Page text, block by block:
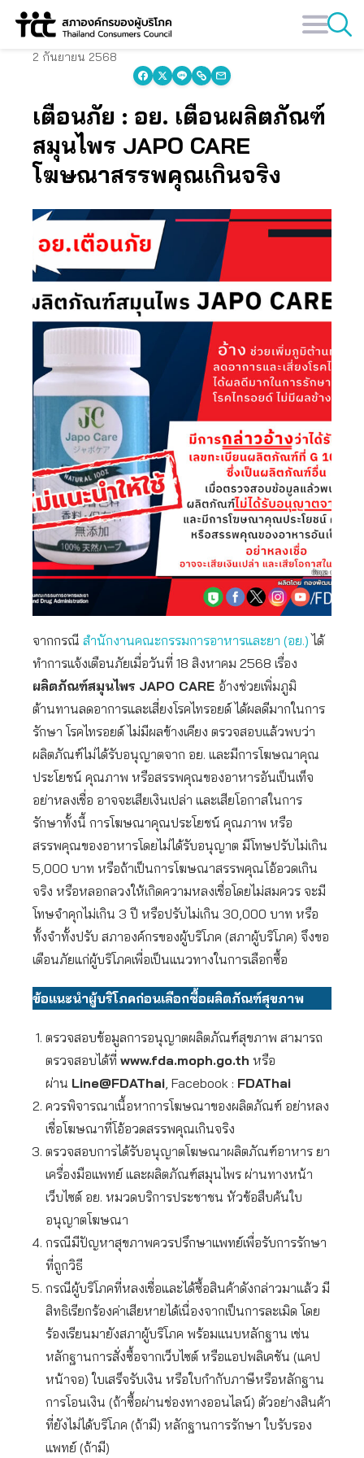
Skip
content
2 กันยายน 2568
เตือนภัย : อย. เตือนผลิตภัณฑ์
สมุนไพร JAPO CARE
โฆษณาสรรพคุณเกินจริง
จากกรณี สำนักงานคณะกรรมการอาหารและยา (อย.) ได้
ทำการแจ้งเตือนภัยเมื่อวันที่ 18 สิงหาคม 2568 เรื่อง
ผลิตภัณฑ์สมุนไพร JAPO CARE อ้างช่วยเพิ่มภูมิ
ต้านทานลดอาการและเสี่ยงโรคไทรอยด์ ได้ผลดีมากในการ
รักษา โรคไทรอยด์ ไม่มีผลข้างเคียง ตรวจสอบแล้วพบว่า
ผลิตภัณฑ์ไม่ได้รับอนุญาตจาก อย. และมีการโฆษณาคุณ
ประโยชน์ คุณภาพ หรือสรรพคุณของอาหารอันเป็นเท็จ
อย่าหลงเชื่อ อาจจะเสียเงินเปล่า และเสียโอกาสในการ
รักษาทั้งนี้ การโฆษณาคุณประโยชน์ คุณภาพ หรือ
สรรพคุณของอาหารโดยไม่ได้รับอนุญาต มีโทษปรับไม่เกิน
5,000 บาท หรือถ้าเป็นการโฆษณาสรรพคุณโอ้อวดเกิน
จริง หรือหลอกลวงให้เกิดความหลงเชื่อโดยไม่สมควร จะมี
โทษจำคุกไม่เกิน 3 ปี หรือปรับไม่เกิน 30,000 บาท หรือ
ทั้งจำทั้งปรับ สภาองค์กรของผู้บริโภค (สภาผู้บริโภค) จึงขอ
เตือนภัยแก่ผู้บริโภคเพื่อเป็นแนวทางในการเลือกซื้อ
ข้อแนะนำผู้บริโภคก่อนเลือกซื้อผลิตภัณฑ์สุขภาพ
ตรวจสอบข้อมูลการอนุญาตผลิตภัณฑ์สุขภาพ สามารถ
ตรวจสอบได้ที่ www.fda.moph.go.th หรือ
ผ่าน Line@FDAThai, Facebook : FDAThai
ควรพิจารณาเนื้อหาการโฆษณาของผลิตภัณฑ์ อย่าหลง
เชื่อโฆษณาที่โอ้อวดสรรพคุณเกินจริง
ตรวจสอบการได้รับอนุญาตโฆษณาผลิตภัณฑ์อาหาร ยา
เครื่องมือแพทย์ และผลิตภัณฑ์สมุนไพร ผ่านทางหน้า
เว็บไซต์ อย. หมวดบริการประชาชน หัวข้อสืบค้นใบ
อนุญาตโฆษณา
กรณีมีปัญหาสุขภาพควรปรึกษาแพทย์เพื่อรับการรักษา
ที่ถูกวิธี
กรณีผู้บริโภคที่หลงเชื่อและได้ซื้อสินค้าดังกล่าวมาแล้ว มี
สิทธิเรียกร้องค่าเสียหายได้เนื่องจากเป็นการละเมิด โดย
ร้องเรียนมายังสภาผู้บริโภค พร้อมแนบหลักฐาน เช่น
หลักฐานการสั่งซื้อจากเว็บไซต์ หรือแอปพลิเคชัน (แคป
หน้าจอ) ใบเสร็จรับเงิน หรือใบกำกับภาษีหรือหลักฐาน
การโอนเงิน (ถ้าซื้อผ่านช่องทางออนไลน์) ตัวอย่างสินค้า
ที่ยังไม่ได้บริโภค (ถ้ามี) หลักฐานการรักษา ใบรับรอง
แพทย์ (ถ้ามี)